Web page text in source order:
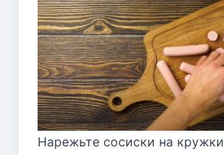
Нарежьте сосиски на кружки